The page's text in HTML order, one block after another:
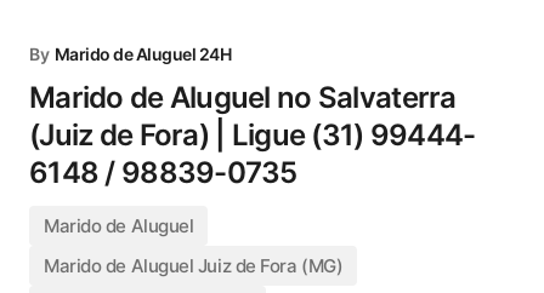
By Marido de Aluguel 24H
Marido de Aluguel no Salvaterra
(Juiz de Fora) | Ligue (31) 99444-
6148 / 98839-0735
Marido de Aluguel
Marido de Aluguel Juiz de Fora (MG)